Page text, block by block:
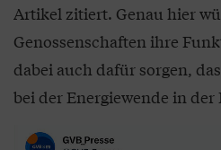
Artikel zitiert. Genau hier
Genossenschaften ihre
dabei auch dafür sorgen,
bei der Energiewende in der